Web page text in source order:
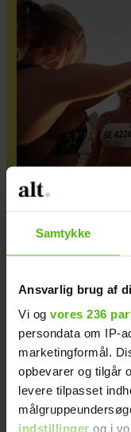
Samtykke
Ansvarlig brug af
Vi og vores 236
persondata om IP-
marketingformål.
opbevarer og tilgår
levere tilpasset
indstillinger og i
Når bevægelse